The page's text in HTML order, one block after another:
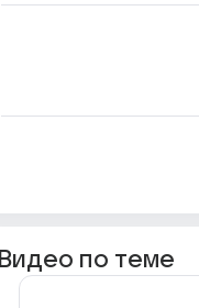
Видео по теме